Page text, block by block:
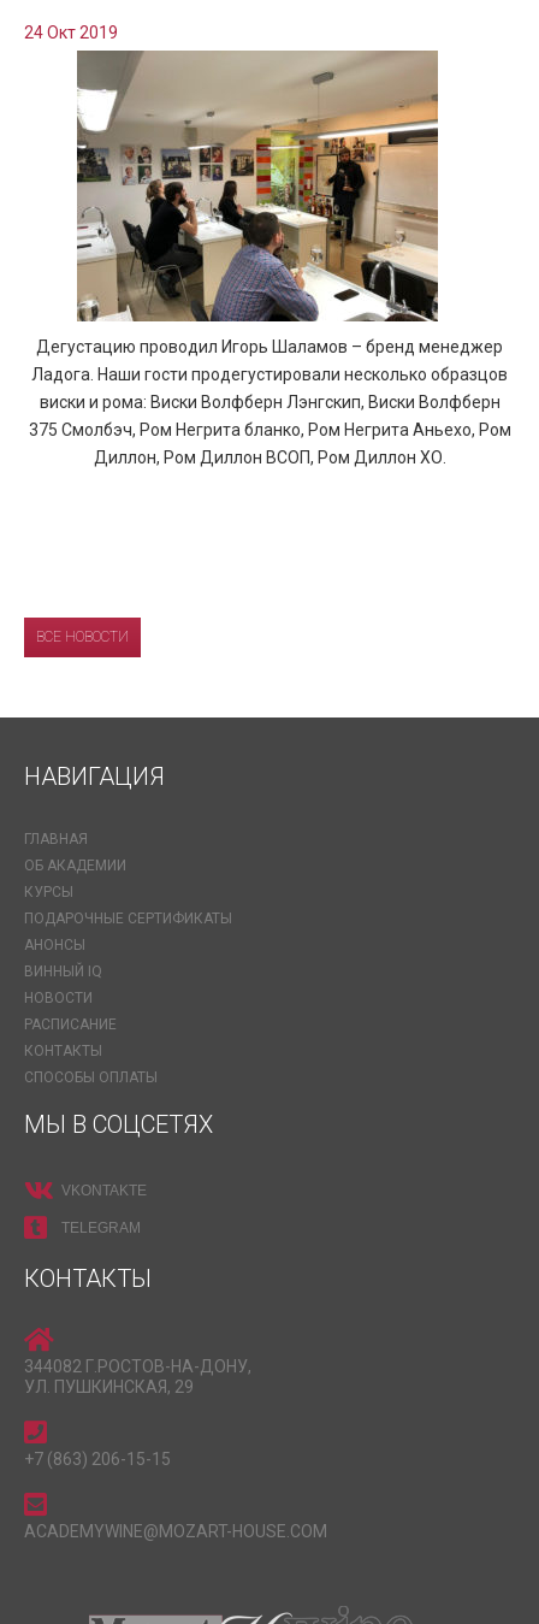
24 Окт 2019
Дегустацию проводил Игорь Шаламов – бренд менеджер
Ладога. Наши гости продегустировали несколько образцов
виски и рома: Виски Волфберн Лэнгскип, Виски Волфберн
375 Смолбэч, Ром Негрита бланко, Ром Негрита Аньехо, Ром
Диллон, Ром Диллон ВСОП, Ром Диллон ХО.
ВСЕ НОВОСТИ
НАВИГАЦИЯ
ГЛАВНАЯ
ОБ АКАДЕМИИ
КУРСЫ
ПОДАРОЧНЫЕ СЕРТИФИКАТЫ
АНОНСЫ
ВИННЫЙ IQ
НОВОСТИ
РАСПИСАНИЕ
КОНТАКТЫ
СПОСОБЫ ОПЛАТЫ
МЫ В СОЦСЕТЯХ
VKONTAKTE
TELEGRAM
КОНТАКТЫ
344082 Г.РОСТОВ-НА-ДОНУ,
УЛ. ПУШКИНСКАЯ, 29
+7 (863) 206-15-15
ACADEMYWINE@MOZART-HOUSE.COM